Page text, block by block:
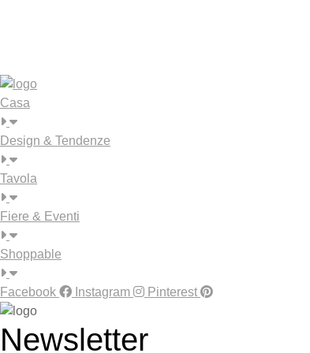
Casa
Design & Tendenze
Tavola
Fiere & Eventi
Shoppable
Facebook Instagram Pinterest
Newsletter